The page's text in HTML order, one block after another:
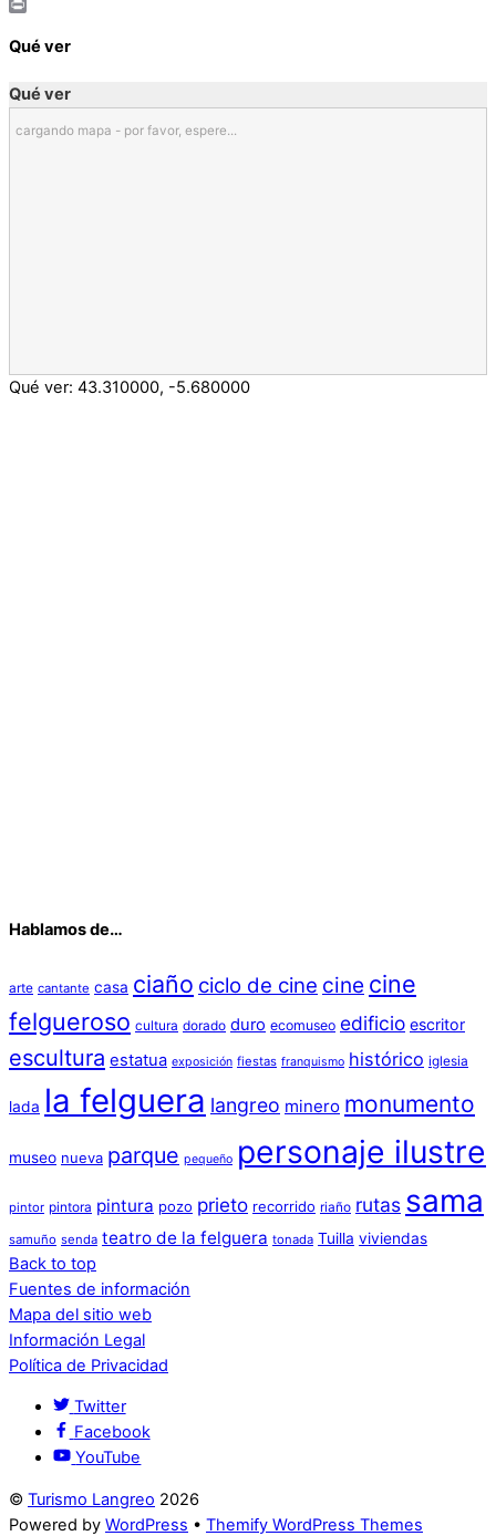
Email
Qué ver
Qué ver
cargando mapa - por favor, espere...
Qué ver: 43.310000, -5.680000
Hablamos de…
arte cantante casa ciaño ciclo de cine cine cine
felgueroso cultura dorado duro ecomuseo edificio escritor
escultura estatua exposición fiestas franquismo histórico iglesia
lada la felguera langreo minero monumento
museo nueva parque pequeño personaje ilustre
pintor pintora pintura pozo prieto recorrido riaño rutas sama
samuño senda teatro de la felguera tonada Tuilla viviendas
Back to top
Fuentes de información
Mapa del sitio web
Información Legal
Política de Privacidad
Twitter
Facebook
YouTube
© Turismo Langreo 2026
Powered by WordPress • Themify WordPress Themes